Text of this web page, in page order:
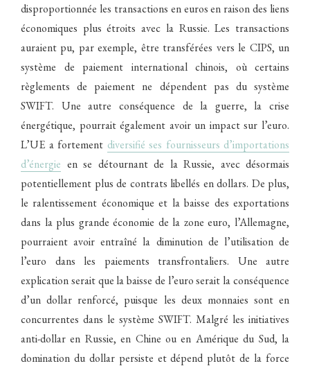
disproportionnée les transactions en euros en raison des liens
économiques plus étroits avec la Russie. Les transactions
auraient pu, par exemple, être transférées vers le CIPS, un
système de paiement international chinois, où certains
règlements de paiement ne dépendent pas du système
SWIFT. Une autre conséquence de la guerre, la crise
énergétique, pourrait également avoir un impact sur l’euro.
L’UE a fortement diversifié ses fournisseurs d’importations
d’énergie en se détournant de la Russie, avec désormais
potentiellement plus de contrats libellés en dollars. De plus,
le ralentissement économique et la baisse des exportations
dans la plus grande économie de la zone euro, l’Allemagne,
pourraient avoir entraîné la diminution de l’utilisation de
l’euro dans les paiements transfrontaliers. Une autre
explication serait que la baisse de l’euro serait la conséquence
d’un dollar renforcé, puisque les deux monnaies sont en
concurrentes dans le système SWIFT. Malgré les initiatives
anti-dollar en Russie, en Chine ou en Amérique du Sud, la
domination du dollar persiste et dépend plutôt de la force